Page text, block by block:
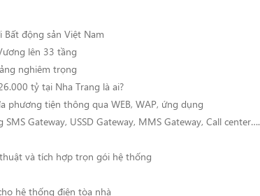
động sản Việt Nam
lên 33 tầng
nghiêm trọng
tỷ tại Nha Trang là ai?
phương tiện thông qua WEB, WAP, ứng dụng
Gateway, USSD Gateway, MMS Gateway, Call center….
và tích hợp trọn gói hệ thống
hệ thống điện tòa nhà